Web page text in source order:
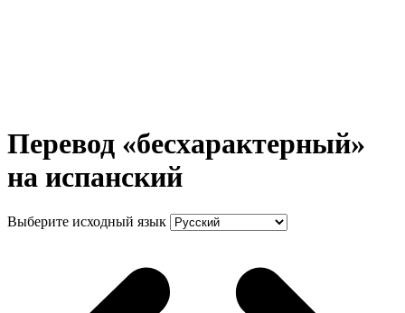
Перевод «бесхарактерный»
на испанский
Выберите исходный язык